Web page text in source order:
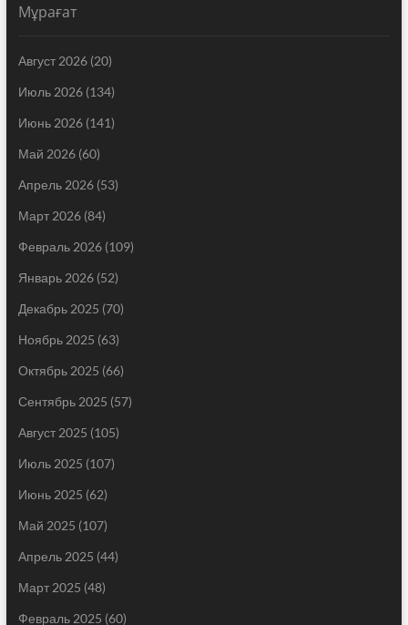
Мұрағат
Август 2026(20)
Июль 2026(134)
Июнь 2026(141)
Май 2026(60)
Апрель 2026(53)
Март 2026(84)
Февраль 2026(109)
Январь 2026(52)
Декабрь 2025 (70)
Ноябрь 2025 (63)
Октябрь 2025 (66)
Сентябрь 2025 (57)
Август 2025 (105)
Июль 2025 (107)
Июнь 2025 (62)
Май 2025 (107)
Апрель 2025 (44)
Март 2025 (48)
Февраль 2025 (60)